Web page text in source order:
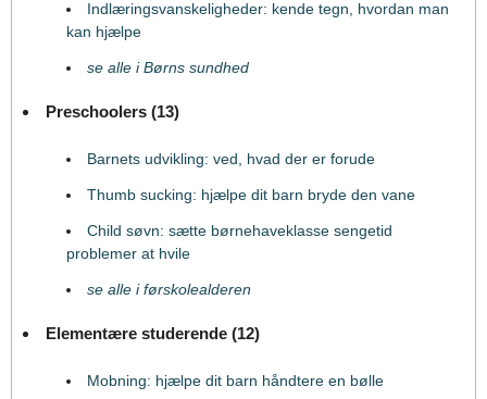
Indlæringsvanskeligheder: kende tegn, hvordan man
kan hjælpe
se alle i Børns sundhed
Preschoolers (13)
Barnets udvikling: ved, hvad der er forude
Thumb sucking: hjælpe dit barn bryde den vane
Child søvn: sætte børnehaveklasse sengetid
problemer at hvile
se alle i førskolealderen
Elementære studerende (12)
Mobning: hjælpe dit barn håndtere en bølle